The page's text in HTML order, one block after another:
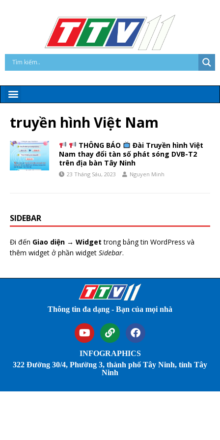
truyền hình Việt Nam
THÔNG BÁO
Đài Truyền hình Việt
Nam thay đổi tàn số phát sóng DVB-T2
trên địa bàn Tây Ninh
23 Tháng Sáu, 2023 Nguyen Minh
SIDEBAR
Đi đến Giao diện → Widget trong bảng tin WordPress và
thêm widget ở phần widget Sidebar.
Thông tin đa dạng - Bạn của mọi nhà
INFOGRAPHICS
322 Đường 30/4, Phường 3, thành phố Tây Ninh, tỉnh Tây
Ninh